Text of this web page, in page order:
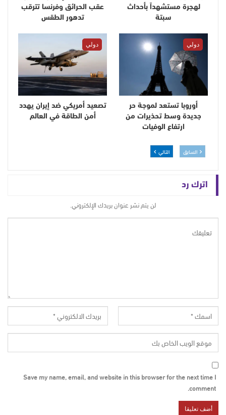
لهجرة مستشهداً بأحداث
سبتة
عقب الحرائق وفرنسا تترقب
تدهور الطقس
دولي
أوروبا تستعد لموجة حر
جديدة وسط تحذيرات من
ارتفاع الوفيات
دولي
تصعيد أمريكي ضد إيران يهدد
أمن الطاقة في العالم
السابق التالي
اترك رد
لن يتم نشر عنوان بريدك الإلكتروني.
Save my name, email, and website in this browser for the next time I
comment.